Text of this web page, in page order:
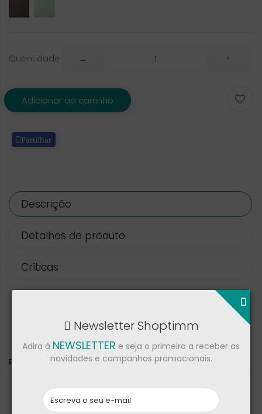
Glow Mist
Quantidade
Adicionar ao carrinho
Partilhar

Descrição
Detalhes de produto
Críticas
PODE TAMBÉM GOSTAR DE
Newsletter Shoptimm
Adira à NEWSLETTER e seja o primeiro a receber as
novidades e campanhas promocionais.